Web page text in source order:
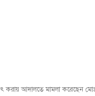
করায় আদালতে মামলা